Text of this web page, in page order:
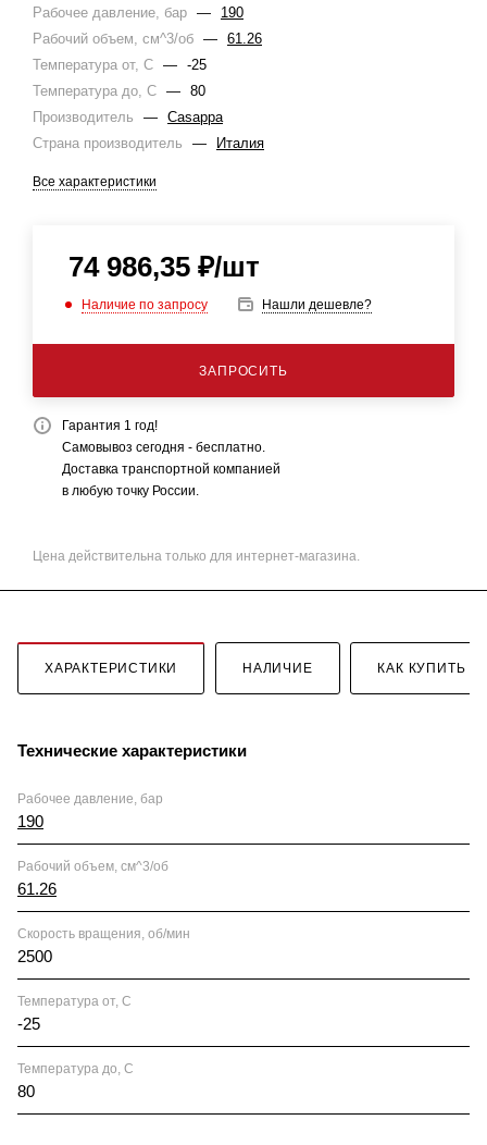
Рабочее давление, бар —
190
Рабочий объем, см^3/об — 61.26
Температура от, С — -25
Температура до, С — 80
Производитель
— Casappa
Страна производитель
— Италия
Все характеристики
74 986,35 ₽/шт
Наличие по запросу Нашли дешевле?
ЗАПРОСИТЬ
Гарантия 1 год!
Самовывоз сегодня - бесплатно.
Доставка транспортной компанией
в любую точку России.
Цена действительна только для интернет-магазина.
ХАРАКТЕРИСТИКИ НАЛИЧИЕ КАК КУПИТЬ
Технические характеристики
Рабочее давление, бар
190
Рабочий объем, см^3/об
61.26
Скорость вращения, об/мин
2500
Температура от, С
-25
Температура до, С
80